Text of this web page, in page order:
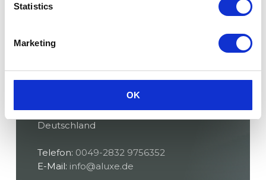
Statistics
Marketing
OK
47623 Kevelaer
Deutschland
Telefon: 0049-2832 9756352
E-Mail: info@aluxe.de